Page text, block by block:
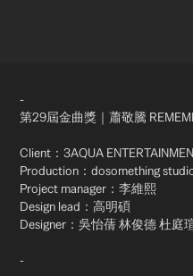
-
第29屆金曲獎｜蕭敬騰
Client：3AQUA
Production：dosomething
Project manager：李維熙
Design lead：高明碩
Designer：吳怡蒨 林俊德 杜庭
-